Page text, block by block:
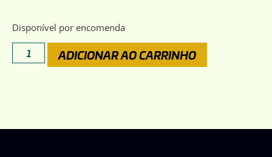
Disponível por encomenda
ADICIONAR AO CARRINHO